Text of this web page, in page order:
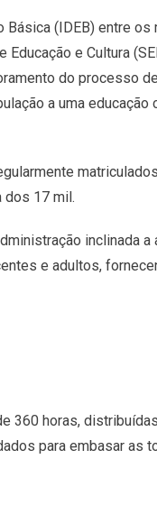
Básica (IDEB) entre
e Cultura
do processo
a uma educação
dos 17 mil.
inclinada a
e adultos,
360 horas,
para embasar as